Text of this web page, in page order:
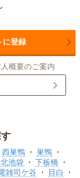
に登録
概要のご案内
西巣鴨
巣鴨
北池袋
下板橋
雑司ケ谷
目白